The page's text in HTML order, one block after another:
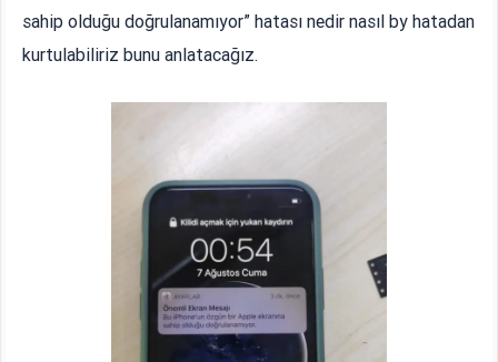
sahip olduğu doğrulanamıyor” hatası nedir nasıl by hatadan
kurtulabiliriz bunu anlatacağız.